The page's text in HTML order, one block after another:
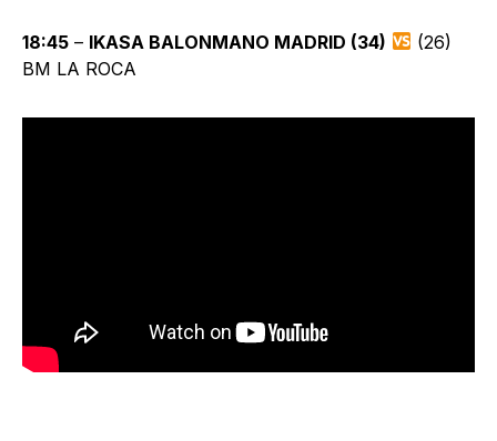
18:45 – IKASA BALONMANO MADRID (34)
(26)
BM LA ROCA